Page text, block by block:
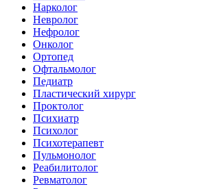
Нарколог
Невролог
Нефролог
Онколог
Ортопед
Офтальмолог
Педиатр
Пластический хирург
Проктолог
Психиатр
Психолог
Психотерапевт
Пульмонолог
Реабилитолог
Ревматолог